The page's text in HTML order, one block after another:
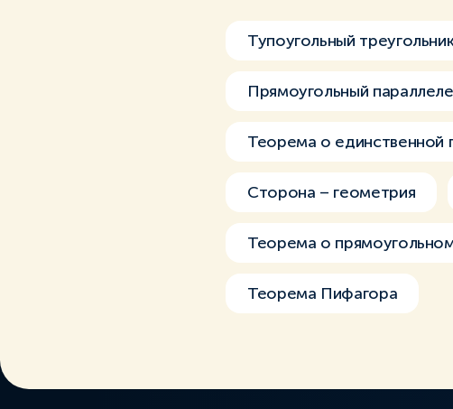
Тупоугольный
Прямоугольный
Теорема о единственной
Сторона – геометрия
Теорема о
Теорема Пифагора